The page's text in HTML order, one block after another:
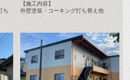
ち
【施工内容】
外壁塗装・コーキング打ち替え他